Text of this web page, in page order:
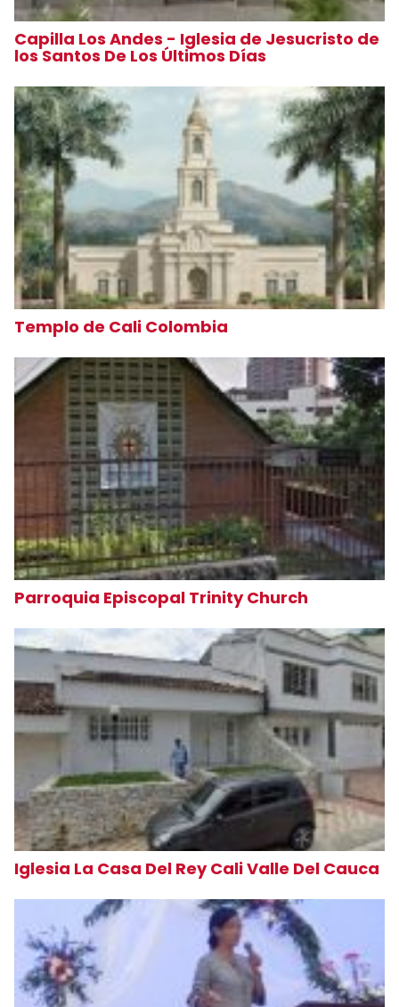
Capilla Los Andes - Iglesia de Jesucristo de
los Santos De Los Últimos Días
Templo de Cali Colombia
Parroquia Episcopal Trinity Church
Iglesia La Casa Del Rey Cali Valle Del Cauca